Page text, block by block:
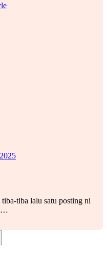
tiba lalu satu posting ni